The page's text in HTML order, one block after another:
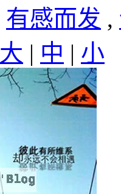
有感而发 ,
大 | 中 | 小